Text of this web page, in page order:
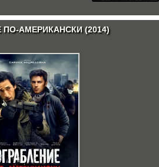
ПО-АМЕРИКАНСКИ (2014)